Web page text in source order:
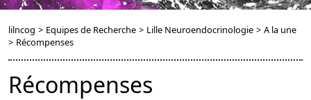
lilncog > Equipes de Recherche > Lille Neuroendocrinologie > A la une
> Récompenses
Récompenses